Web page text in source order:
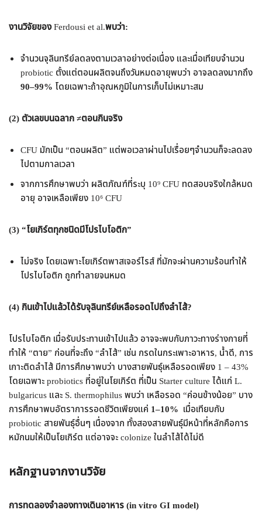
งานวิจัยของFerdousi et al.พบว่า:
จำนวนจุลินทรีย์ลดลงตามเวลาอย่างต่อเนื่อง และเมื่อเทียบจำนวน
probiotic ตั้งแต่ตอนผลิตจนถึงวันหมดอายุพบว่า อาจลดลงมากถึง
90–99% โดยเฉพาะถ้าอุณหภูมิในการเก็บไม่เหมาะสม
(2) ตัวเลขบนฉลาก≠ตอนกินจริง
CFU มักเป็น “ตอนผลิต” แต่พอเวลาผ่านไปเรื่อยๆจำนวนก็จะลดลง
ไปตามกาลเวลา
จากการศึกษาพบว่า ผลิตภัณฑ์ที่ระบุ 10⁹ CFU ทดสอบจริงใกล้หมด
อายุ อาจเหลือเพียง 10⁶ CFU
(3) “โยเกิร์ตทุกชนิดมีโปรไบโอติก”
ไม่จริง โดยเฉพาะโยเกิร์ตพาสเจอร์ไรส์ ที่มักจะผ่านความร้อนทำให้
โปรไบโอติก ถูกทำลายจนหมด
(4) กินเข้าไปแล้วได้รับจุลินทรีย์เหลือรอดไปถึงลำไส้?
โปรไบโอติก เมื่อรับประทานเข้าไปแล้ว อาจจะพบกับภาวะทางร่างกายที่
ทำให้ “ตาย” ก่อนที่จะถึง “ลำไส้” เช่น กรดในกระเพาะอาหาร, น้ำดี, การ
เกาะติดลำไส้ มีการศึกษาพบว่า บางสายพันธุ์เหลือรอดเพียง 1 – 43%
โดยเฉพาะ probiotics ที่อยู่ในโยเกิร์ต ที่เป็น Starter culture ได้แก่ L.
bulgaricus และ S. thermophilus พบว่า เหลือรอด “ค่อนข้างน้อย” บาง
การศึกษาพบอัตราการรอดชีวิตเพียงแค่ 1–10% เมื่อเทียบกับ
probiotic สายพันธุ์อื่นๆ เนื่องจาก ทั้งสองสายพันธุ์มีหน้าที่หลักคือการ
หมักนมให้เป็นโยเกิร์ต แต่อาจจะ colonize ในลำไส้ได้ไม่ดี
หลักฐานจากงานวิจัย
การทดลองจำลองทางเดินอาหาร (in vitro GI model)